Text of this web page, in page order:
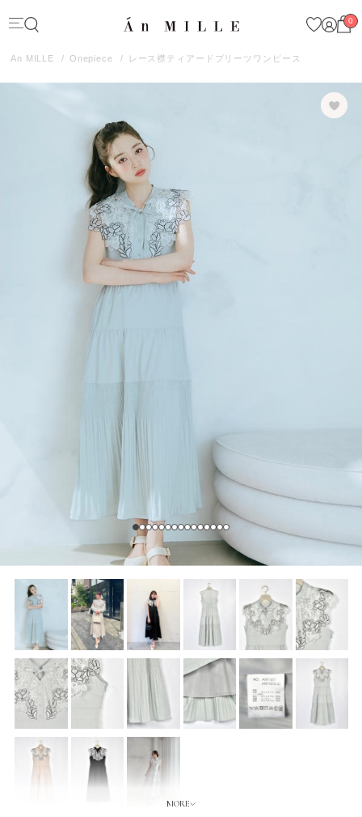
0
An MILLE Onepiece レース襟ティアードプリーツワンピース